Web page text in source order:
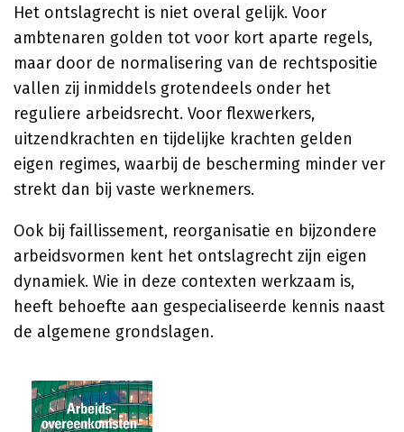
Het ontslagrecht is niet overal gelijk. Voor
ambtenaren golden tot voor kort aparte regels,
maar door de normalisering van de rechtspositie
vallen zij inmiddels grotendeels onder het
reguliere arbeidsrecht. Voor flexwerkers,
uitzendkrachten en tijdelijke krachten gelden
eigen regimes, waarbij de bescherming minder ver
strekt dan bij vaste werknemers.
Ook bij faillissement, reorganisatie en bijzondere
arbeidsvormen kent het ontslagrecht zijn eigen
dynamiek. Wie in deze contexten werkzaam is,
heeft behoefte aan gespecialiseerde kennis naast
de algemene grondslagen.